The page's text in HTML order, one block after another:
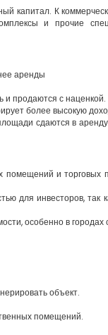
капитал. К
и прочие
аренды
и продаются с наценкой.
более высокую
сдаются в
и торговых
для инвесторов,
особенно в городах
объект.
помещений.